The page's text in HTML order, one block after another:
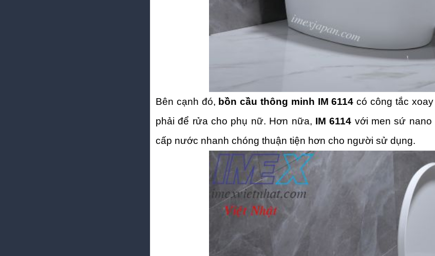
Bên cạnh đó, bồn cầu thông minh IM 6114 có công tắc
phải để rửa cho phụ nữ. Hơn nữa, IM 6114 với men sứ nano
cấp nước nhanh chóng thuận tiện hơn cho người sử dụng.